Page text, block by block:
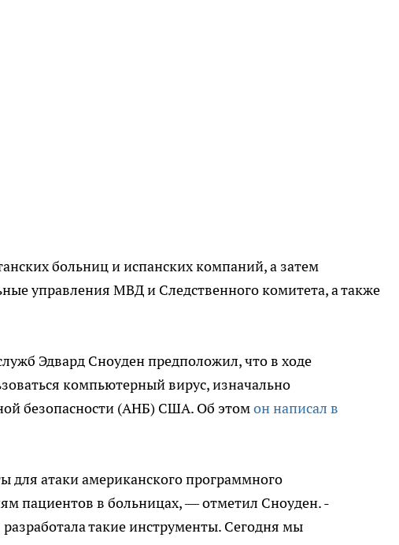
больниц и испанских компаний, а затем
управления МВД и Следственного комитета, а также
Эдвард Сноуден предположил, что в ходе
компьютерный вирус, изначально
безопасности (АНБ) США. Об этомон написал в
для атаки американского программного
пациентов в больницах, — отметил Сноуден. -
такие инструменты. Сегодня мы